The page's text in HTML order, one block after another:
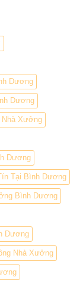
Dương
Dương
Nhà Xưởng
Dương
Tại Bình Dương
Bình Dương
Dương
Nhà Xưởng